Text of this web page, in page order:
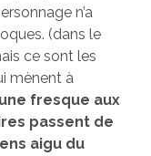
n’a
(dans le
ce sont les
mènent à
fresque aux
passent de
aigu du